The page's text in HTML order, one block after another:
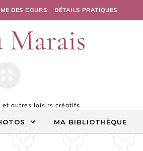
DES COURS DÉTAILS PRATIQUES
et autres loisirs créatifs
MA BIBLIOTHÈQUE